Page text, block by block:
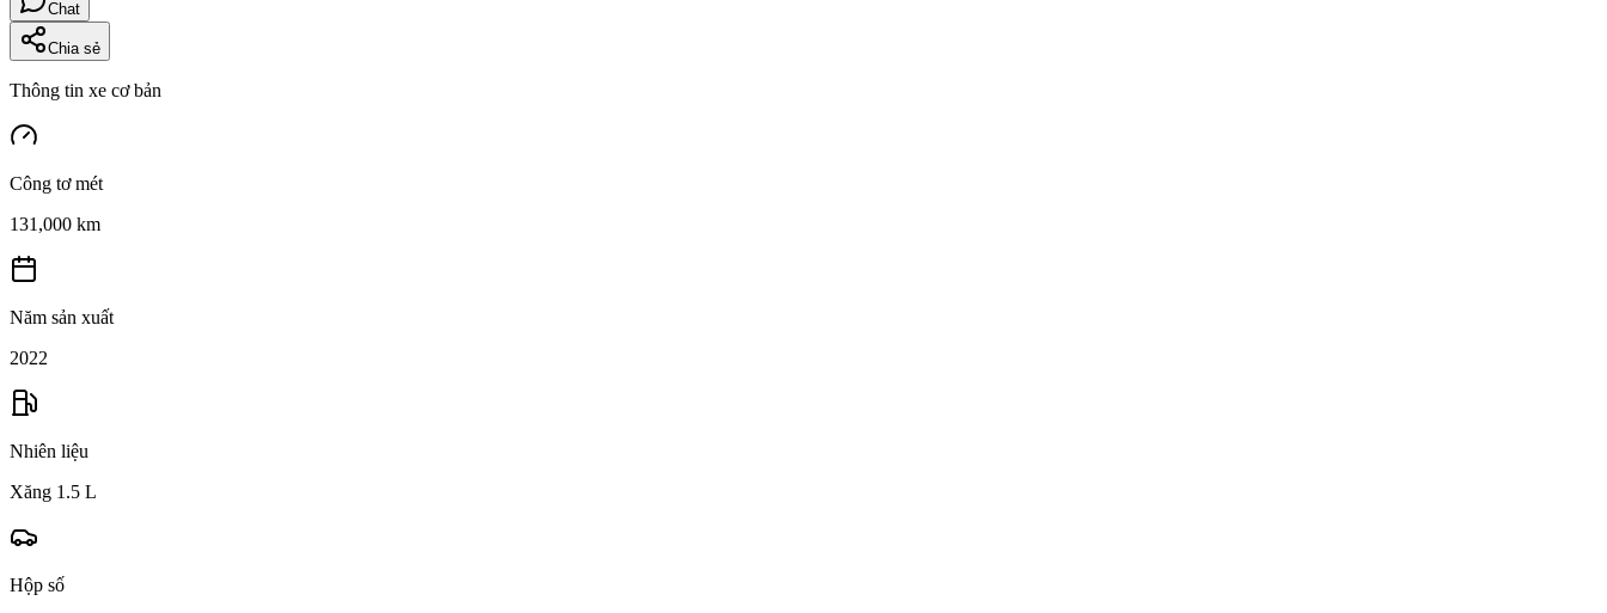
Chat
Chia sẻ
Thông tin xe cơ bản
Công tơ mét
131,000 km
Năm sản xuất
2022
Nhiên liệu
Xăng 1.5 L
Hộp số